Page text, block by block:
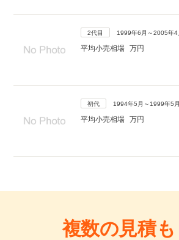
2代目 1999年6月～2005年4
平均小売相場 万円
初代 1994年5月～1999年5月
平均小売相場 万円
複数の見積